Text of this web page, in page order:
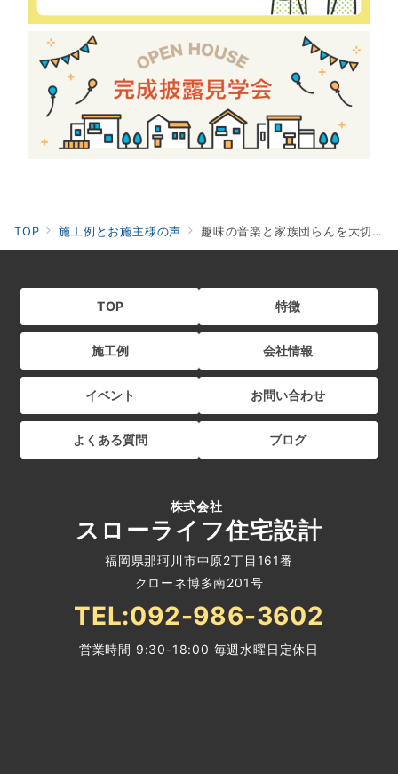
TOP 施工例とお施主様の声 趣味の音楽と家族団らんを大切に、遊び心のある木がたっぷりの家
TOP
施工例
イベント
よくある質問
特徴
会社情報
お問い合わせ
ブログ
株式会社
スローライフ住宅設計
福岡県那珂川市中原2丁目161番
クローネ博多南201号
TEL:092-986-3602
営業時間 9:30-18:00 毎週水曜日定休日